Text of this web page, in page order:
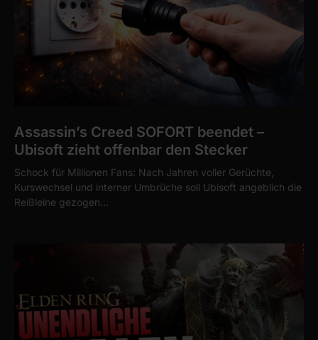
Assassin’s Creed SOFORT beendet –
Ubisoft zieht offenbar den Stecker
Schock für Millionen Fans: Nach Jahren voller Gerüchte,
Kurswechsel und interner Umbrüche soll Ubisoft angeblich die
Reißleine gezogen…